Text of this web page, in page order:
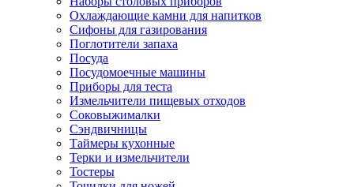
Охлаждающие камни для напитков
Сифоны для газирования
Поглотители запаха
Посуда
Посудомоечные машины
Приборы для теста
Измельчители пищевых отходов
Cоковыжималки
Сэндвичницы
Таймеры кухонные
Терки и измельчители
Тостеры